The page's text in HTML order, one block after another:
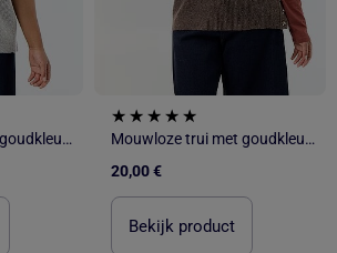
Mouwloze trui met goudkleurige sieraden
Mouwloze trui met goudkleurige sieraden
20,00 €
Bekijk product